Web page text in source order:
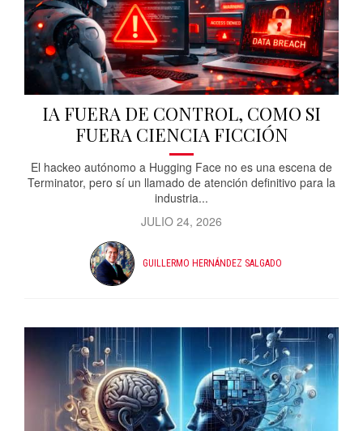
IA FUERA DE CONTROL, COMO SI
FUERA CIENCIA FICCIÓN
El hackeo autónomo a Hugging Face no es una escena de
Terminator, pero sí un llamado de atención definitivo para la
industria...
JULIO 24, 2026
GUILLERMO HERNÁNDEZ SALGADO